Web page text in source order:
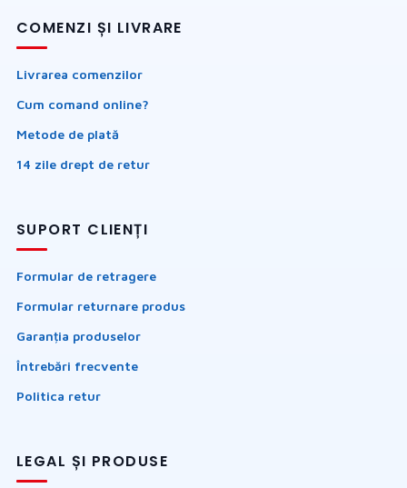
COMENZI ȘI LIVRARE
Livrarea comenzilor
Cum comand online?
Metode de plată
14 zile drept de retur
SUPORT CLIENȚI
Formular de retragere
Formular returnare produs
Garanția produselor
Întrebări frecvente
Politica retur
LEGAL ȘI PRODUSE